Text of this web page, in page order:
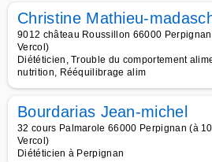
Christine Mathieu-
9012 château Roussillon 66000
Vercol)
Diététicien, Trouble du comportement
nutrition, Rééquilibrage alim
Bourdarias Jean-michel
32 cours Palmarole 66000 Perpignan (à
Vercol)
Diététicien à Perpignan